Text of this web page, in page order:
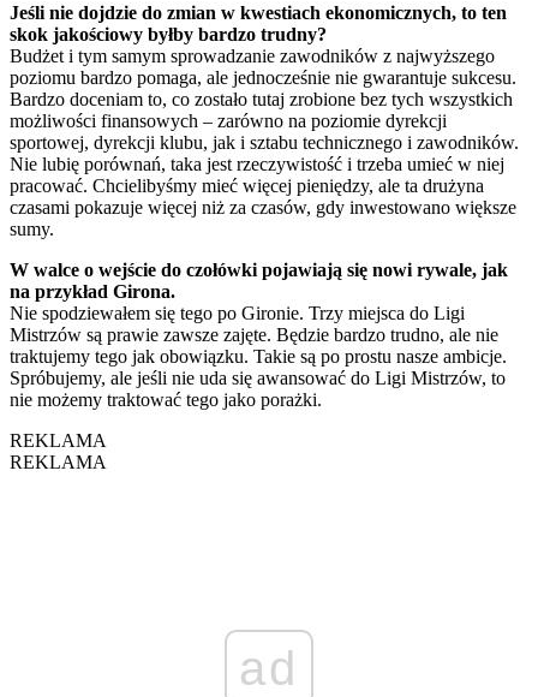
Jeśli nie dojdzie do zmian w kwestiach ekonomicznych, to ten
skok jakościowy byłby bardzo trudny?
Budżet i tym samym sprowadzanie zawodników z najwyższego
poziomu bardzo pomaga, ale jednocześnie nie gwarantuje sukcesu.
Bardzo doceniam to, co zostało tutaj zrobione bez tych wszystkich
możliwości finansowych – zarówno na poziomie dyrekcji
sportowej, dyrekcji klubu, jak i sztabu technicznego i zawodników.
Nie lubię porównań, taka jest rzeczywistość i trzeba umieć w niej
pracować. Chcielibyśmy mieć więcej pieniędzy, ale ta drużyna
czasami pokazuje więcej niż za czasów, gdy inwestowano większe
sumy.
W walce o wejście do czołówki pojawiają się nowi rywale, jak
na przykład Girona.
Nie spodziewałem się tego po Gironie. Trzy miejsca do Ligi
Mistrzów są prawie zawsze zajęte. Będzie bardzo trudno, ale nie
traktujemy tego jak obowiązku. Takie są po prostu nasze ambicje.
Spróbujemy, ale jeśli nie uda się awansować do Ligi Mistrzów, to
nie możemy traktować tego jako porażki.
REKLAMA
REKLAMA
ad